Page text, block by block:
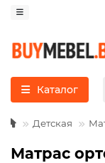
Каталог
Детская
Матрас